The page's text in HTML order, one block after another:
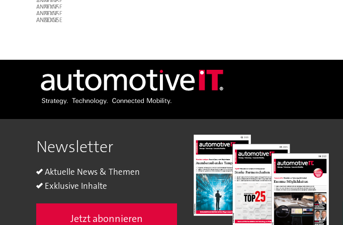
ANZEIGE
ANZEIGE
ANZEIGE
Newsletter
Aktuelle News & Themen
Exklusive Inhalte
Jetzt abonnieren